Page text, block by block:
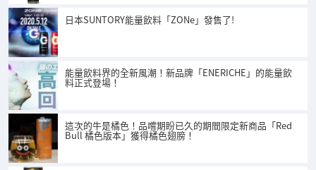
日本SUNTORY能量飲料「ZONe」發售了!
能量飲料界的全新風潮！新品牌「ENERICHE」的能量飲
料正式登場！
這次的牛是橘色！品嚐期盼已久的期間限定新商品「Red
Bull 橘色版本」獲得橘色翅膀！